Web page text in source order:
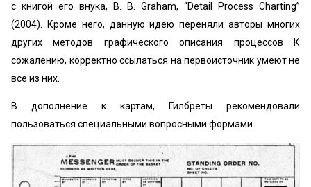
с книгой его внука, B. B. Graham, “Detail Process Charting”
(2004). Кроме него, данную идею переняли авторы многих
других методов графического описания процессов К
сожалению, корректно ссылаться на первоисточник умеют не
все из них.
В дополнение к картам, Гилбреты рекомендовали
пользоваться специальными вопросными формами.